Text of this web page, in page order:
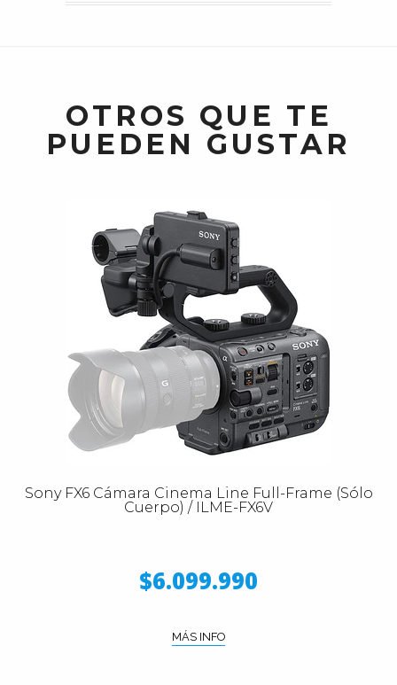
OTROS QUE TE
PUEDEN GUSTAR
Sony FX6 Cámara Cinema Line Full-Frame (Sólo
Cuerpo) / ILME-FX6V
$6.099.990
MÁS INFO